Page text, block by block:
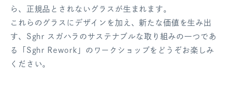
ら、
正規品とされないグラスが生まれます。
これらのグラスにデザインを加え、新たな価値を生み出
す、 Sghr スガハラのサステナブルな取り組みの一つであ
る「Sghr Rework」のワークショップをどうぞお楽しみ
ください。